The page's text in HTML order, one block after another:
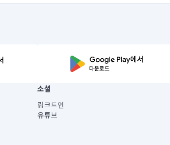
소셜
링크드인
유튜브